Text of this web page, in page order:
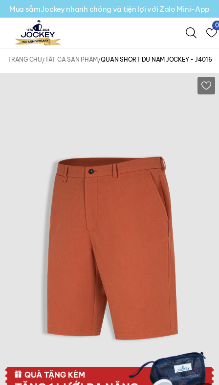
Mua sắm Jockey nhanh chóng và tiện lợi với Zalo Mini-App
0
TRANG CHỦ TẤT CẢ SẢN PHẨM QUẦN SHORT DÙ NAM JOCKEY - J4016